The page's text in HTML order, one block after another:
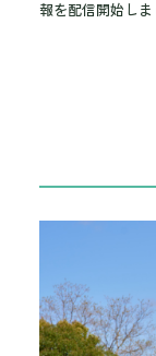
報を配信開始しま